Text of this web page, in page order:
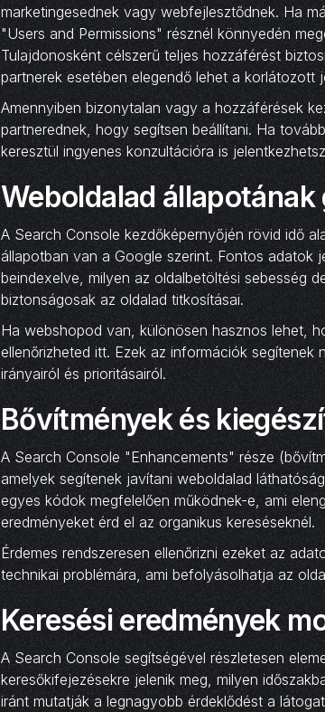
marketingesednek vagy webfejlesztődnek. Ha
"Users and Permissions" résznél könnyedén
Tulajdonosként célszerű teljes hozzáférést
partnerek esetében elegendő lehet a korlátozott
Amennyiben bizonytalan vagy a hozzáférések
partnerednek, hogy segítsen beállítani. Ha
keresztül ingyenes konzultációra is
Weboldalad
A Search Console kezdőképernyőjén rövid idő
állapotban van a Google szerint. Fontos adatok
beindexelve, milyen az oldalbetöltési sebesség
biztonságosak az oldalad titkosításai.
Ha webshopod van, különösen hasznos lehet,
ellenőrizheted itt. Ezek az információk
irányairól és prioritásairól.
Bővítmények és
A Search Console "Enhancements" része
amelyek segítenek javítani weboldalad
egyes kódok megfelelően működnek-e, ami
eredményeket érd el az organikus kereséseknél.
Érdemes rendszeresen ellenőrizni ezeket az
technikai problémára, ami befolyásolhatja az
Keresési eredmények
A Search Console segítségével részletesen
keresőkifejezésekre jelenik meg, milyen
iránt mutatják a legnagyobb érdeklődést a